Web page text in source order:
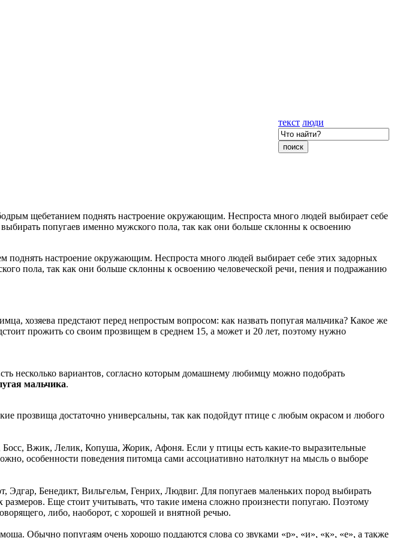
текст люди
щебетанием поднять настроение окружающим. Неспроста много людей выбирает себе
попугаев именно мужского пола, так как они больше склонны к освоению
настроение окружающим. Неспроста много людей выбирает себе этих задорных
пола, так как они больше склонны к освоению человеческой речи, пения и подражанию
хозяева предстают перед непростым вопросом: как назвать попугая мальчика? Какое же
прожить со своим прозвищем в среднем 15, а может и 20 лет, поэтому нужно
несколько вариантов, согласно которым домашнему любимцу можно подобрать
мальчика.
достаточно универсальны, так как подойдут птице с любым окрасом и любого
Вжик, Лелик, Копуша, Жорик, Афоня. Если у птицы есть какие-то выразительные
особенности поведения питомца сами ассоциативно натолкнут на мысль о выборе
Бенедикт, Вильгельм, Генрих, Людвиг. Для попугаев маленьких пород выбирать
Еще стоит учитывать, что такие имена сложно произнести попугаю. Поэтому
либо, наоборот, с хорошей и внятной речью.
Обычно попугаям очень хорошо поддаются слова со звуками «р», «и», «к», «е», а также